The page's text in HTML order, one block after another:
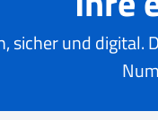
sicher und